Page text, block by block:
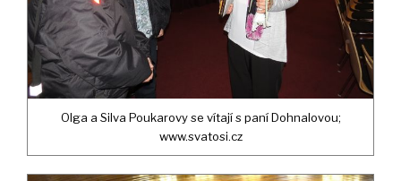
Olga a Silva Poukarovy se vítají s paní Dohnalovou;
www.svatosi.cz